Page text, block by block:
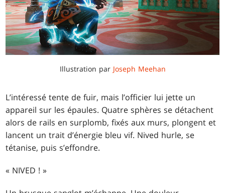
Illustration par Joseph Meehan
L’intéressé tente de fuir, mais l’officier lui jette un
appareil sur les épaules. Quatre sphères se détachent
alors de rails en surplomb, fixés aux murs, plongent et
lancent un trait d’énergie bleu vif. Nived hurle, se
tétanise, puis s’effondre.
« NIVED ! »